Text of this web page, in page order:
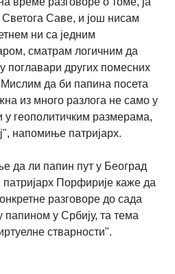
Саве, и још нисам
ни са једним
сматрам логичним да
поглавари других помесних
да би папина посета
из много разлога не само у
у геополитичким размерама,
напомиње патријарх.
да ли папин пут у Београд
Порфирије каже да
разговоре до сада
у Србију, та тема
стварности".